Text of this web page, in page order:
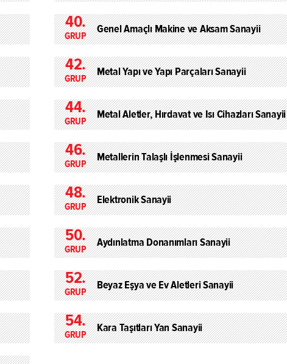
40.
GRUP Genel Amaçlı Makine ve Aksam Sanayii
42.
GRUP Metal Yapı ve Yapı Parçaları Sanayii
44.
GRUP Metal Aletler, Hırdavat ve Isı Cihazları Sanayii
46.
GRUP Metallerin Talaşlı İşlenmesi Sanayii
48.
GRUP Elektronik Sanayii
50.
GRUP Aydınlatma Donanımları Sanayii
52.
GRUP Beyaz Eşya ve Ev Aletleri Sanayii
54.
GRUP Kara Taşıtları Yan Sanayii